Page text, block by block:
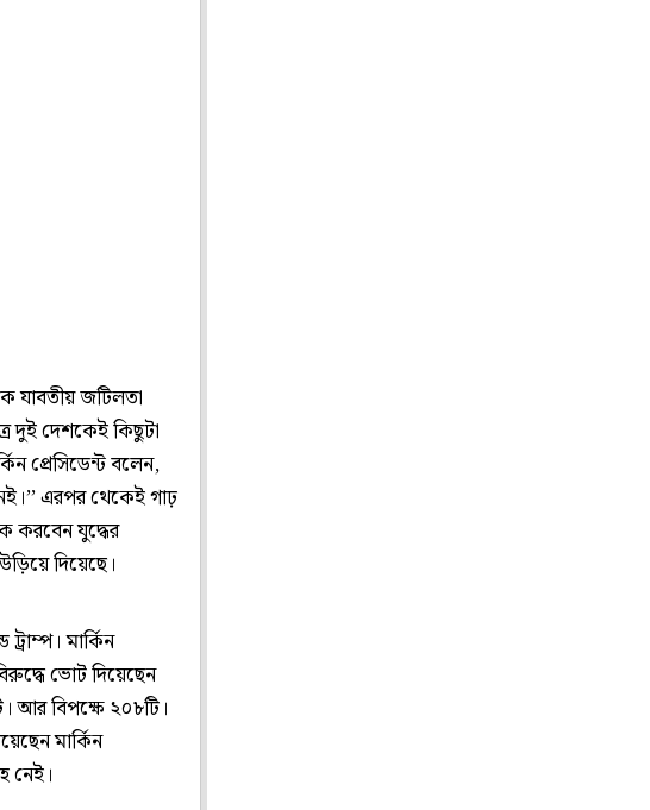
যাবতীয় জটিলতা
দুই দেশকেই কিছুটা
প্রেসিডেন্ট বলেন,
এরপর থেকেই গাঢ়
করবেন যুদ্ধের
দিয়েছে।
মার্কিন
ভোট দিয়েছেন
আর বিপক্ষে ২০৮টি।
মার্কিন
নেই।